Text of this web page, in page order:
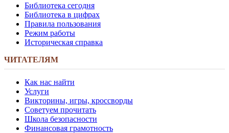
Библиотека сегодня
Библиотека в цифрах
Правила пользования
Режим работы
Историческая справка
ЧИТАТЕЛЯМ
Как нас найти
Услуги
Викторины, игры, кроссворды
Советуем прочитать
Школа безопасности
Финансовая грамотность